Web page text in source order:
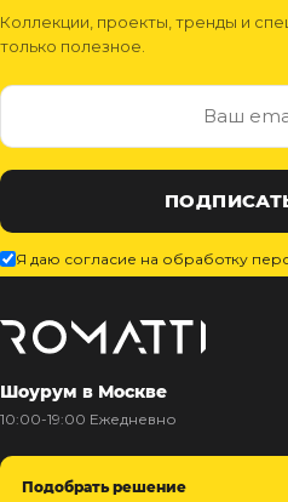
Коллекции, проекты, тренды и
только полезное.
Я даю согласие на обработку
Шоурум в Москве
10:00-19:00 Ежедневно
Подобрать решение